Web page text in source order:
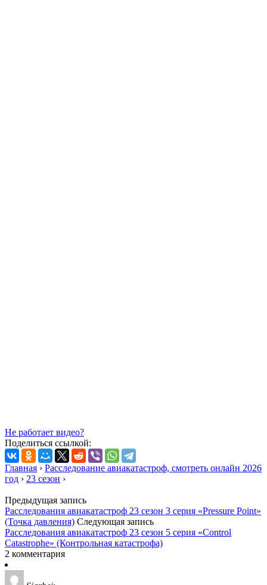
Не работает видео?
Поделиться ссылкой:
Главная › Расследование авиакатастроф, смотреть онлайн 2026
год › 23 сезон ›
Предыдущая запись
Расследования авиакатастроф 23 сезон 3 серия «Pressure Point»
(Точка давления) Следующая запись
Расследования авиакатастроф 23 сезон 5 серия «Control
Catastrophe» (Контрольная катастрофа)
2 комментария